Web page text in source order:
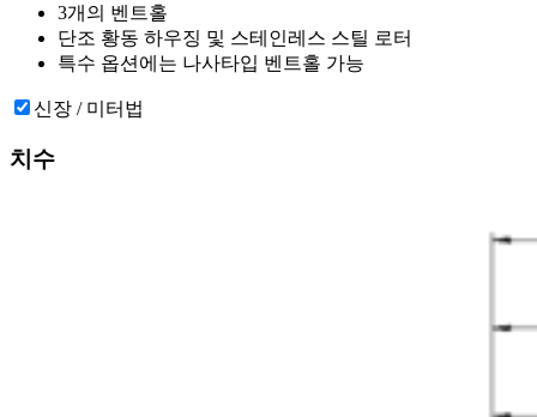
3개의 벤트홀
단조 황동 하우징 및 스테인레스 스틸 로터
특수 옵션에는 나사타입 벤트홀 가능
신장 / 미터법
치수